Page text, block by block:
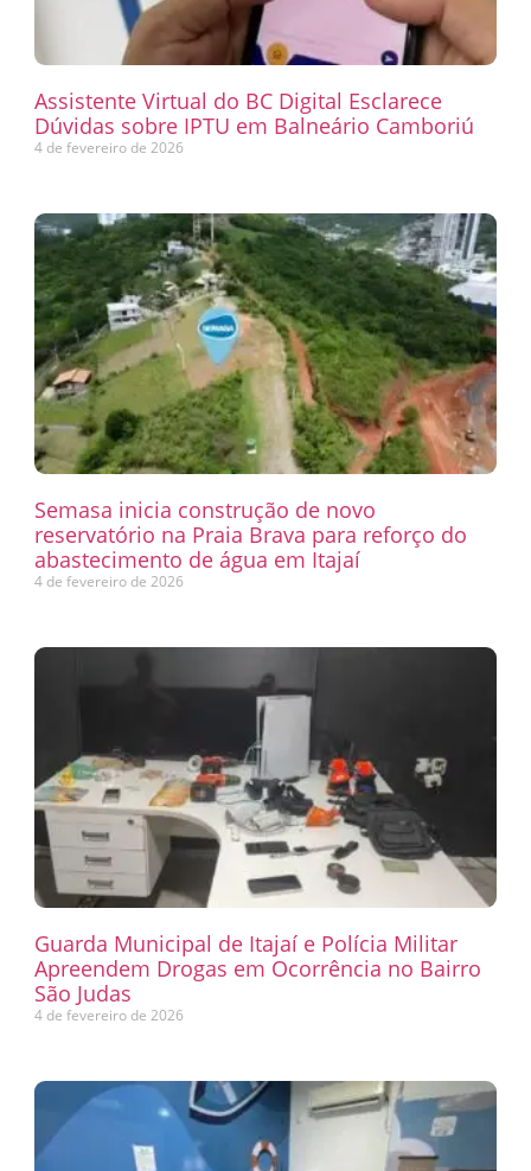
Assistente Virtual do BC Digital Esclarece
Dúvidas sobre IPTU em Balneário Camboriú
4 de fevereiro de 2026
Semasa inicia construção de novo
reservatório na Praia Brava para reforço do
abastecimento de água em Itajaí
4 de fevereiro de 2026
Guarda Municipal de Itajaí e Polícia Militar
Apreendem Drogas em Ocorrência no Bairro
São Judas
4 de fevereiro de 2026